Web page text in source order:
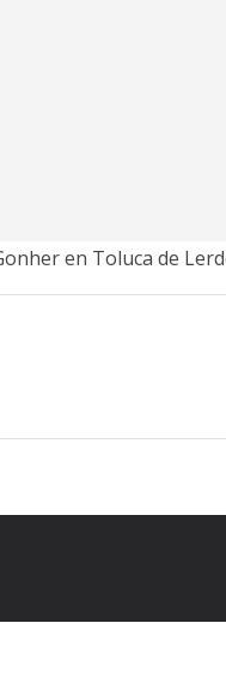
en Toluca de